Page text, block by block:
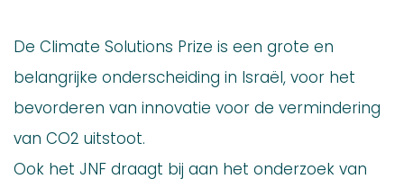
De Climate Solutions Prize is een grote en
belangrijke onderscheiding in Israël, voor het
bevorderen van innovatie voor de vermindering
van CO2 uitstoot.
Ook het JNF draagt bij aan het onderzoek van